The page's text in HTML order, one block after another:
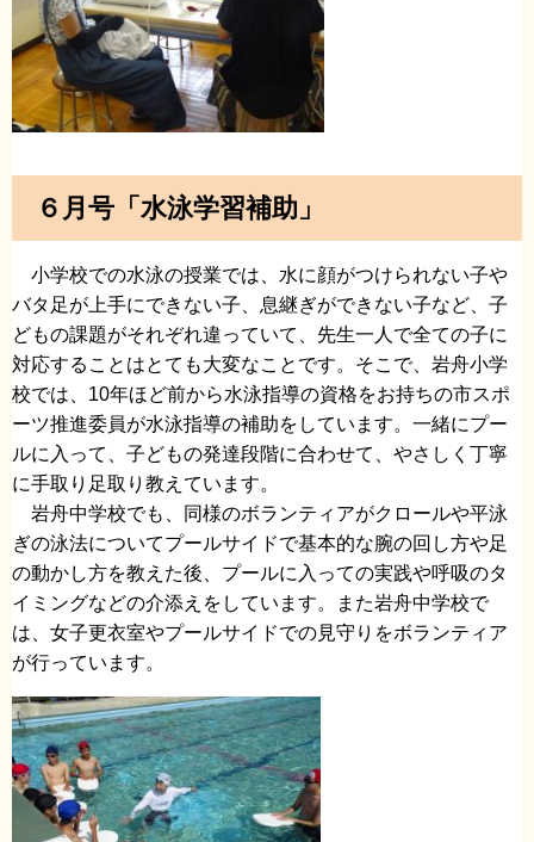
６月号「水泳学習補助」
小学校での水泳の授業では、水に顔がつけられない子や
バタ足が上手にできない子、息継ぎができない子など、子
どもの課題がそれぞれ違っていて、先生一人で全ての子に
対応することはとても大変なことです。そこで、岩舟小学
校では、10年ほど前から水泳指導の資格をお持ちの市スポ
ーツ推進委員が水泳指導の補助をしています。一緒にプー
ルに入って、子どもの発達段階に合わせて、やさしく丁寧
に手取り足取り教えています。
岩舟中学校でも、同様のボランティアがクロールや平泳
ぎの泳法についてプールサイドで基本的な腕の回し方や足
の動かし方を教えた後、プールに入っての実践や呼吸のタ
イミングなどの介添えをしています。また岩舟中学校で
は、女子更衣室やプールサイドでの見守りをボランティア
が行っています。